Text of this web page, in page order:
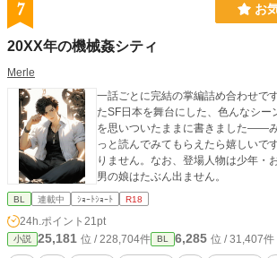
7 お
20XX年の機械姦シティ
Merle
一話ごとに完結の掌編詰め合わせで
たSF日本を舞台にした、色んなシー
を思いついたままに書きました――
っと読んでみてもらえたら嬉しいで
りません。なお、登場人物は少年・
男の娘はたぶん出ません。
BL 連載中 ｼｮｰﾄｼｮｰﾄ R18
24h.ポイント 21pt
小説 25,181 位 / 228,704件 BL 6,285 位 / 31,407件